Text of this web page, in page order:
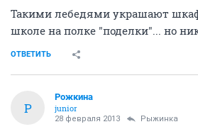
Такими лебедями украшают
школе на полке "поделки"... но
ОТВЕТИТЬ
Р
Рожкина
junior
28 февраля 2013 Рыжинка